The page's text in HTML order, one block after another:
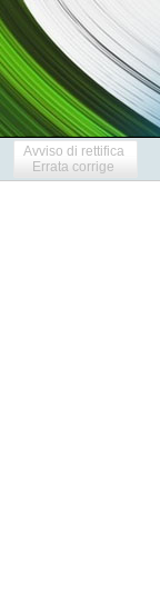
Avviso di rettifica
Errata corrige